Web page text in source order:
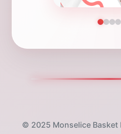
© 2025 Monselice Basket